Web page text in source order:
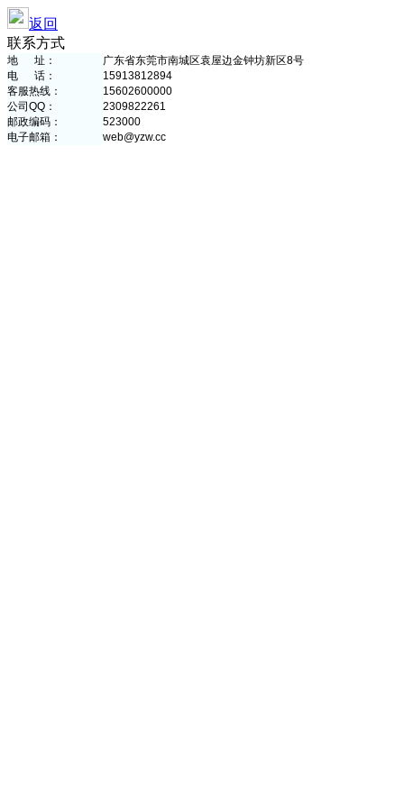
返回
联系方式
地 址：
广东省东莞市南城区袁屋边金钟坊新区8号
电 话：
15913812894
客服热线：
15602600000
公司QQ：
2309822261
邮政编码：
523000
电子邮箱：
web@yzw.cc